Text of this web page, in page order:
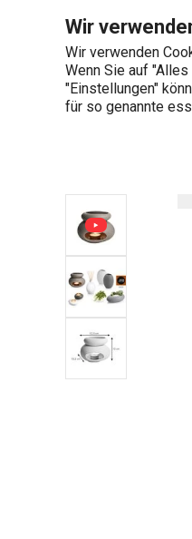
Wir
Wir verwenden
Wenn Sie auf
"Einstellungen"
für so genannte